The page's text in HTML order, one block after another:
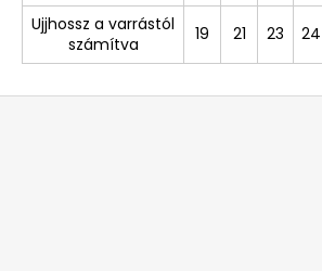
Ujjhossz a varrástól
számítva
19 21 23 24